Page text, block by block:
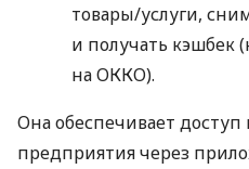
товары/услуги,
и получать кэшбек
на ОККО).
Она обеспечивает
предприятия через